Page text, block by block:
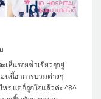
เห็นรอยช้ำเขียวๆอยู่
นนี้อาการบวมต่างๆ
หร่ แต่ก็ถูกใจแล้วค่ะ ^8^